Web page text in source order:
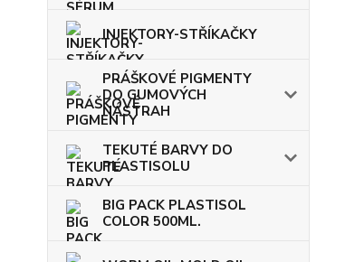
INJEKTORY-STŘÍKAČKY
PRÁŠKOVÉ PIGMENTY
DO GUMOVÝCH
NÁSTRAH
TEKUTÉ BARVY DO
PLASTISOLU
BIG PACK PLASTISOL
COLOR 500ML.